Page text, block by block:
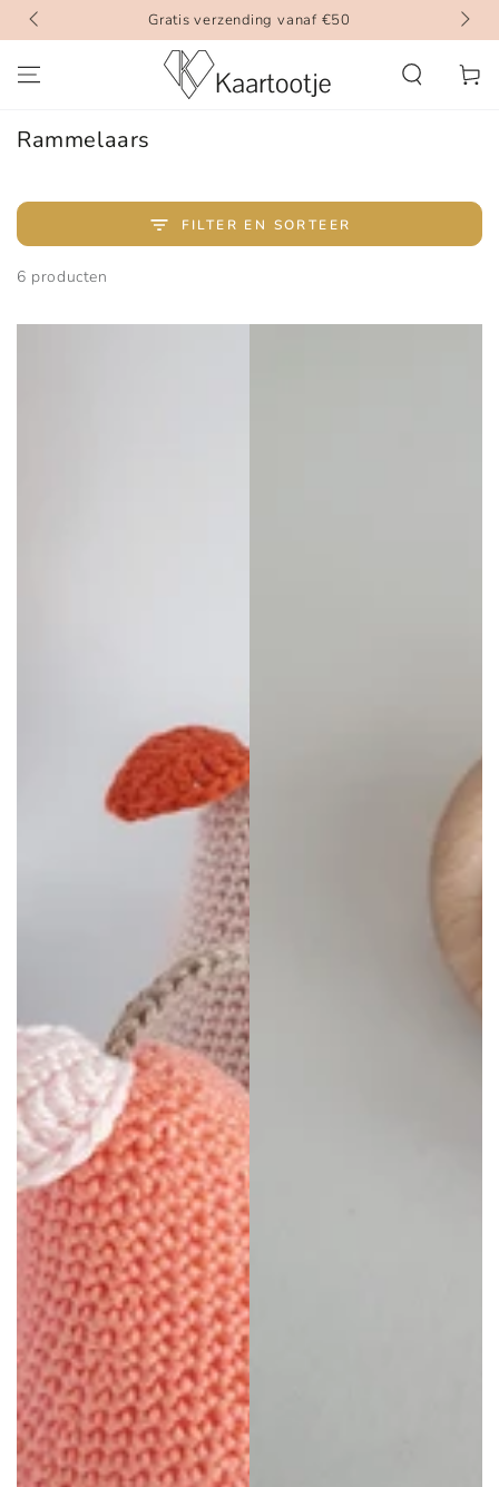
GA DOOR NAAR
INHOUD
Gratis verzending vanaf €50
Collectie:
Rammelaars
FILTER EN SORTEER
6 producten